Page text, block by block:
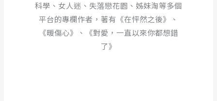
科學、女人迷、失落戀花園、姊妹淘等多個
平台的專欄作者，著有《在怦然之後》、
《暖傷心》、《對愛，一直以來你都想錯
了》